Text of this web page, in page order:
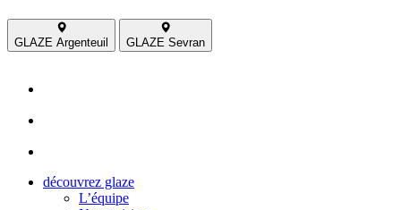
GLAZE Argenteuil GLAZE Sevran
découvrez glaze
L’équipe